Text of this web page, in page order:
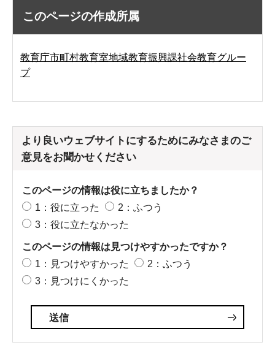
このページの作成所属
教育庁市町村教育室地域教育振興課社会教育グルー
プ
より良いウェブサイトにするためにみなさまのご
意見をお聞かせください
このページの情報は役に立ちましたか？
1：役に立った
2：ふつう
3：役に立たなかった
このページの情報は見つけやすかったですか？
1：見つけやすかった
2：ふつう
3：見つけにくかった